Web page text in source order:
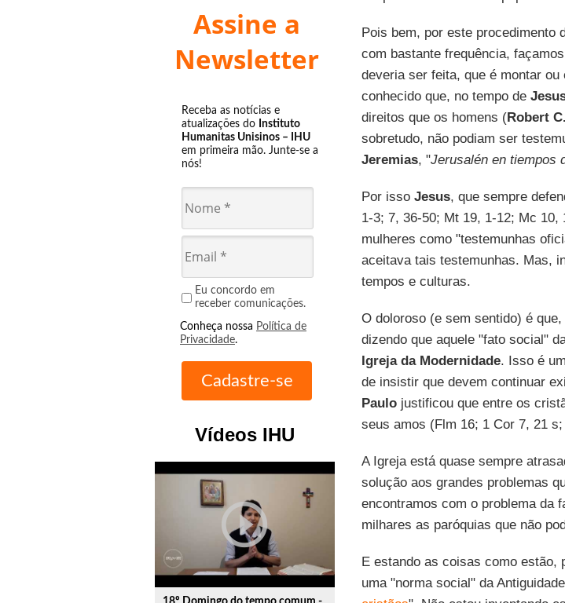
Assine a
Newsletter
Receba as notícias e
atualizações do Instituto
Humanitas Unisinos – IHU
em primeira mão. Junte-se a
nós!
Eu concordo em
receber comunicações.
Conheça nossa Política de
Privacidade.
Vídeos IHU
play_circle_outline
Pois bem, por este procedimento
com bastante frequência,
deveria ser feita, que é montar
conhecido que, no tempo de
direitos que os homens (Robert
sobretudo, não podiam ser
Jeremias, "Jerusalén en tiempos
Por isso Jesus, que sempre
1-3; 7, 36-50; Mt 19, 1-12; Mc
mulheres como "testemunhas
aceitava tais testemunhas. Mas,
tempos e culturas.
O doloroso (e sem sentido) é
dizendo que aquele "fato social"
Igreja da Modernidade. Isso é
de insistir que devem continuar
Paulojustificou que entre os
seus amos (Flm 16; 1 Cor 7, 21
A Igreja está quase sempre
solução aos grandes problemas
encontramos com o problema da
milhares as paróquias que não
E estando as coisas como estão,
uma "norma social" da